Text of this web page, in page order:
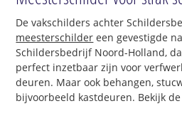
De vakschilders achter
meesterschilder een gevestigde
Schildersbedrijf Noord-Holland,
perfect inzetbaar zijn voor
deuren. Maar ook behangen,
bijvoorbeeld kastdeuren. Bekijk